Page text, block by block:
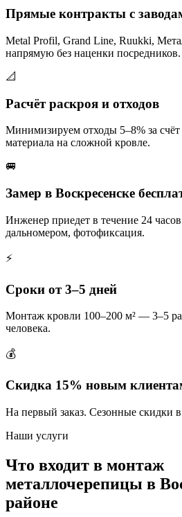
Прямые контракты с
Metal Profil, Grand Line, Ruukki,
напрямую без наценки посредников.
📐
Расчёт раскроя и отходов
Минимизируем отходы 5–8% за
материала на сложной кровле.
🚐
Замер в Воскресенске
Инженер приедет в течение 24
дальномером, фотофиксация.
⚡
Сроки от 3–5 дней
Монтаж кровли 100–200 м² — 3–5
человека.
💰
Скидка 15% новым
На первый заказ. Сезонные скидки
Наши услуги
Что входит в монтаж
металлочерепицы в
районе